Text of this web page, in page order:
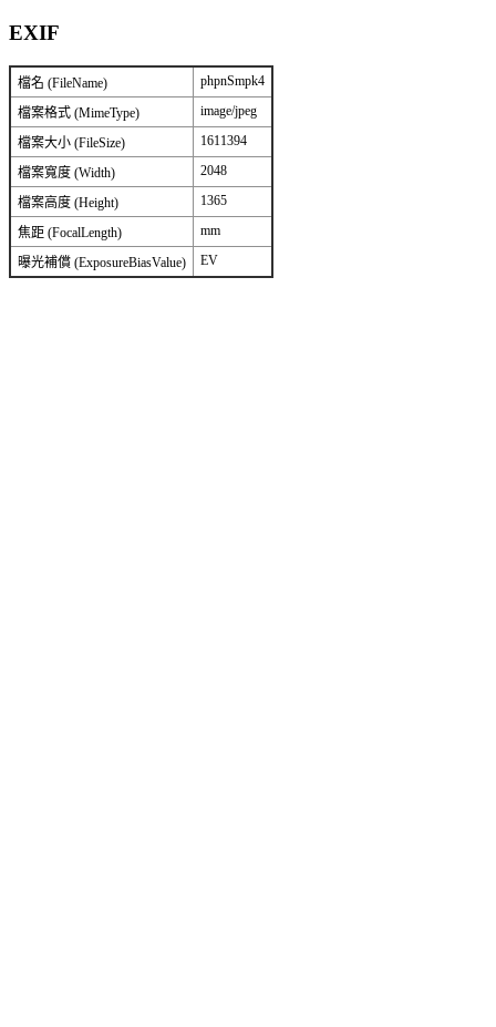
EXIF
檔名 (FileName) phpnSmpk4
檔案格式 (MimeType) image/jpeg
檔案大小 (FileSize) 1611394
檔案寬度 (Width) 2048
檔案高度 (Height) 1365
焦距 (FocalLength) mm
曝光補償 (ExposureBiasValue) EV